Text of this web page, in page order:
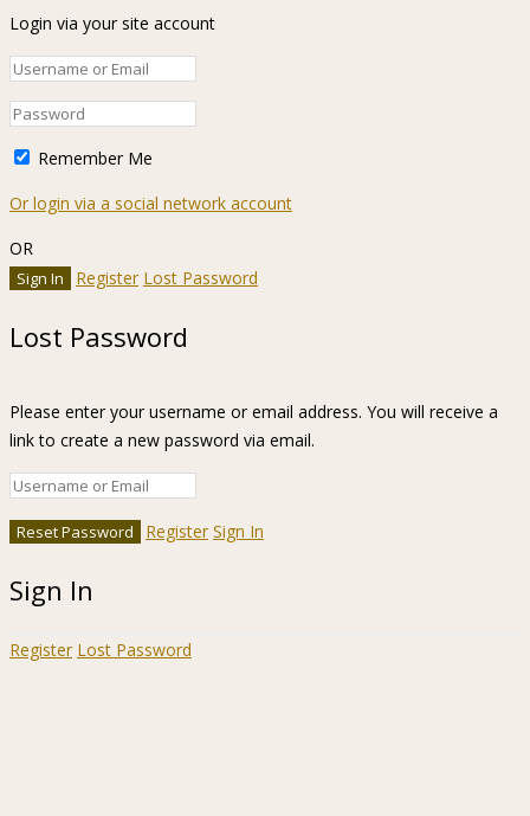
Login via your site account
Remember Me
Or login via a social network account
OR
Register Lost Password
Lost Password
Please enter your username or email address. You will receive a
link to create a new password via email.
Register Sign In
Sign In
Register Lost Password